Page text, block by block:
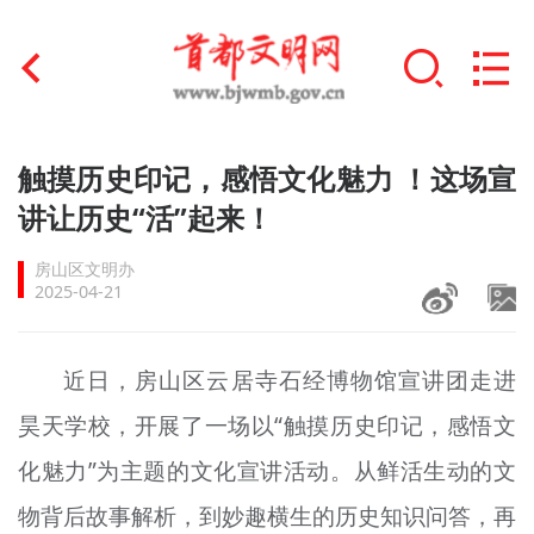
首页
文明创建
文明实践
未成年人思想道德建设
榜样人物
+
身边好人
触摸历史印记，感悟文化魅力 ！这场宣
讲让历史“活”起来！
房山区文明办
2025-04-21
近日，房山区云居寺石经博物馆宣讲团走进
昊天学校，开展了一场以“触摸历史印记，感悟文
化魅力”为主题的文化宣讲活动。从鲜活生动的文
物背后故事解析，到妙趣横生的历史知识问答，再